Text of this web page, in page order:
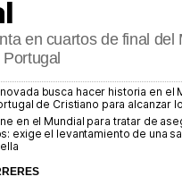
+
en cuartos de final del
busca hacer historia en el
de Cristiano para alcanzar
en el Mundial para tratar de
exige el levantamiento de una